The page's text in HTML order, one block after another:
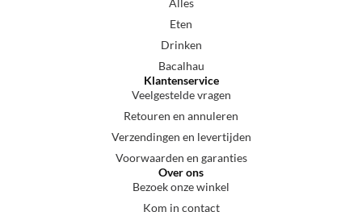
Alles
Eten
Drinken
Bacalhau
Klantenservice
Veelgestelde vragen
Retouren en annuleren
Verzendingen en levertijden
Voorwaarden en garanties
Over ons
Bezoek onze winkel
Kom in contact